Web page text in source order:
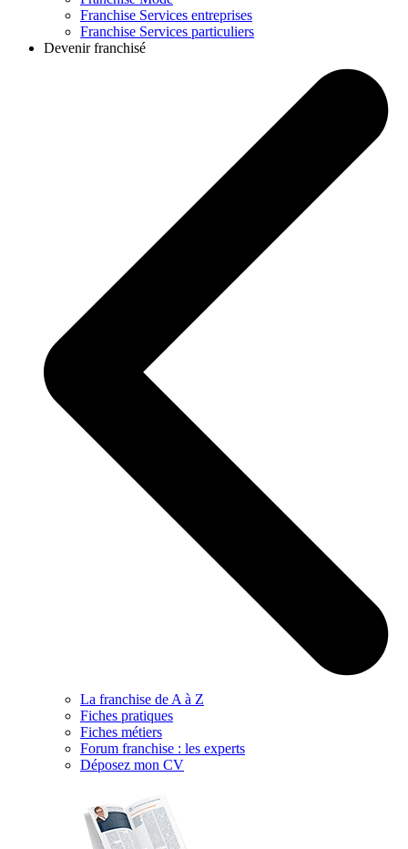
Franchise Services entreprises
Franchise Services particuliers
Devenir franchisé
La franchise de A à Z
Fiches pratiques
Fiches métiers
Forum franchise : les experts
Déposez mon CV